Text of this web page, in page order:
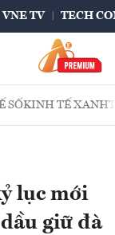
VNE TV TECH
SỐKINH TẾ XANH
lục mới
giữ đà